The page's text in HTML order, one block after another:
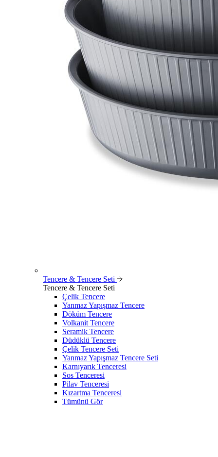
Tencere & Tencere Seti
Tencere & Tencere Seti
Çelik Tencere
Yanmaz Yapışmaz Tencere
Döküm Tencere
Volkanit Tencere
Seramik Tencere
Düdüklü Tencere
Çelik Tencere Seti
Yanmaz Yapışmaz Tencere Seti
Karnıyarık Tenceresi
Sos Tenceresi
Pilav Tenceresi
Kızartma Tenceresi
Tümünü Gör